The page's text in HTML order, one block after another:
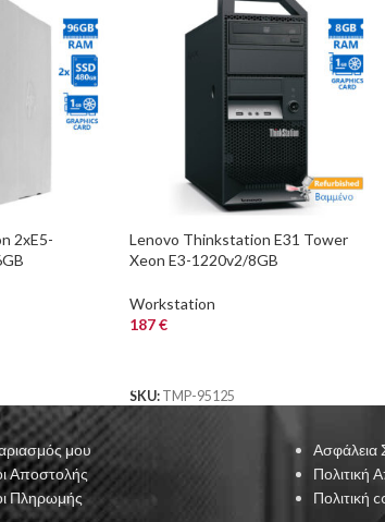
2xE5-
Workstation
Lenovo Thinkstation E31 Tower
Xeon E3-1220v2/8GB
Grade A+ Workstation R
Workstation
187€
SKU: TMP-95125
μου
Αποστολής
Πληρωμής
Ασφάλεια
Πολιτική
Πολιτική